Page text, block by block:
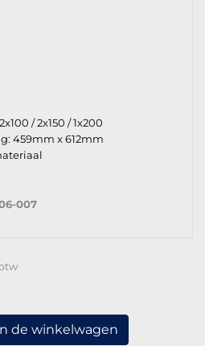
/ 2x150 / 1x200
459mm x 612mm
007
de winkelwagen